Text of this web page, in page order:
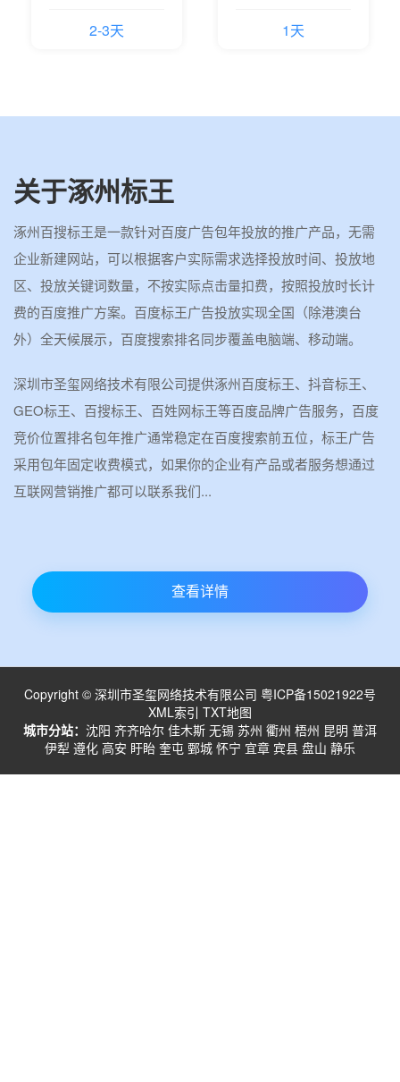
2-3天 1天
关于涿州标王
涿州百搜标王是一款针对百度广告包年投放的推广产品，无需
企业新建网站，可以根据客户实际需求选择投放时间、投放地
区、投放关键词数量，不按实际点击量扣费，按照投放时长计
费的百度推广方案。百度标王广告投放实现全国（除港澳台
外）全天候展示，百度搜索排名同步覆盖电脑端、移动端。
深圳市圣玺网络技术有限公司提供涿州百度标王、抖音标王、
GEO标王、百搜标王、百姓网标王等百度品牌广告服务，百度
竞价位置排名包年推广通常稳定在百度搜索前五位，标王广告
采用包年固定收费模式，如果你的企业有产品或者服务想通过
互联网营销推广都可以联系我们...
查看详情
Copyright © 深圳市圣玺网络技术有限公司 粤ICP备15021922号
XML索引 TXT地图
城市分站： 沈阳 齐齐哈尔 佳木斯 无锡 苏州 衢州 梧州 昆明 普洱
伊犁 遵化 高安 盱眙 奎屯 鄄城 怀宁 宜章 宾县 盘山 静乐